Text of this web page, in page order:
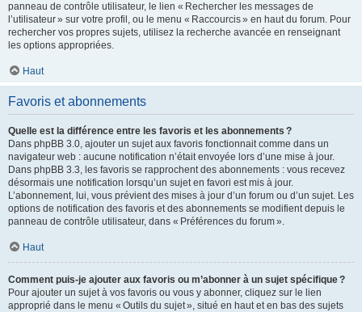
panneau de contrôle utilisateur, le lien « Rechercher les messages de
l’utilisateur » sur votre profil, ou le menu « Raccourcis » en haut du forum. Pour
rechercher vos propres sujets, utilisez la recherche avancée en renseignant
les options appropriées.
Haut
Favoris et abonnements
Quelle est la différence entre les favoris et les abonnements ?
Dans phpBB 3.0, ajouter un sujet aux favoris fonctionnait comme dans un
navigateur web : aucune notification n’était envoyée lors d’une mise à jour.
Dans phpBB 3.3, les favoris se rapprochent des abonnements : vous recevez
désormais une notification lorsqu’un sujet en favori est mis à jour.
L’abonnement, lui, vous prévient des mises à jour d’un forum ou d’un sujet. Les
options de notification des favoris et des abonnements se modifient depuis le
panneau de contrôle utilisateur, dans « Préférences du forum ».
Haut
Comment puis-je ajouter aux favoris ou m’abonner à un sujet spécifique ?
Pour ajouter un sujet à vos favoris ou vous y abonner, cliquez sur le lien
approprié dans le menu « Outils du sujet », situé en haut et en bas des sujets